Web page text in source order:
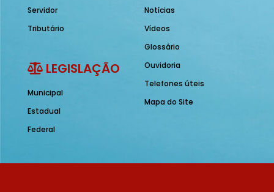
Servidor
Tributário
LEGISLAÇÃO
Municipal
Estadual
Federal
Notícias
Vídeos
Glossário
Ouvidoria
Telefones úteis
Mapa do Site